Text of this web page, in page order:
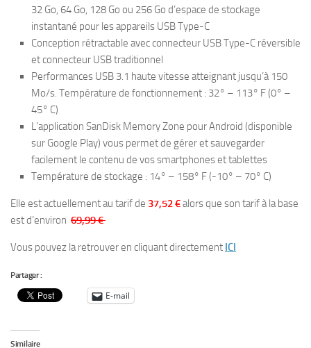
32 Go, 64 Go, 128 Go ou 256 Go d’espace de stockage
instantané pour les appareils USB Type-C
Conception rétractable avec connecteur USB Type-C réversible
et connecteur USB traditionnel
Performances USB 3.1 haute vitesse atteignant jusqu’à 150
Mo/s. Température de fonctionnement : 32° – 113° F (0° –
45° C)
L’application SanDisk Memory Zone pour Android (disponible
sur Google Play) vous permet de gérer et sauvegarder
facilement le contenu de vos smartphones et tablettes
Température de stockage : 14° – 158° F (-10° – 70° C)
Elle est actuellement au tarif de 37,52 €alors que son tarif à la base
est d’environ 69,99 €
Vous pouvez la retrouver en cliquant directement ICI
Partager :
E-mail
Similaire